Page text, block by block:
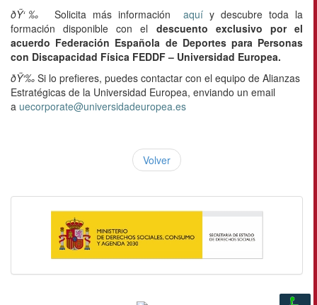
ðŸ‘‰
Solicita más información aquí y descubre toda la
formación disponible con el descuento exclusivo por el
acuerdo Federación Española de Deportes para Personas
con Discapacidad Física FEDDF – Universidad Europea.
ðŸ‘‰ Si lo prefieres, puedes contactar con el equipo de Alianzas
Estratégicas de la Universidad Europea, enviando un email
a uecorporate@universidadeuropea.es
Volver